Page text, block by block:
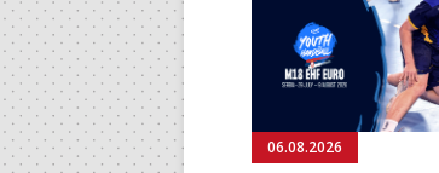
06.08.2026